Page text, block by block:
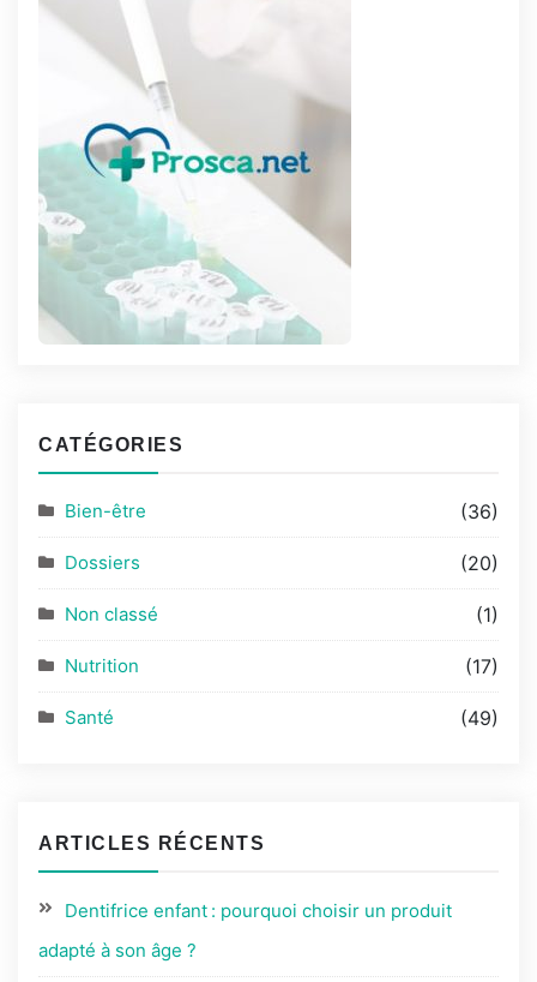
CATÉGORIES
Bien-être (36)
Dossiers (20)
Non classé (1)
Nutrition (17)
Santé (49)
ARTICLES RÉCENTS
Dentifrice enfant : pourquoi choisir un produit
adapté à son âge ?